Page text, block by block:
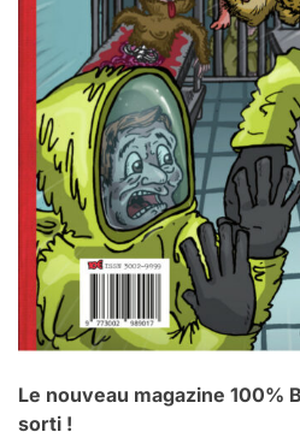
Le nouveau magazine 100%
sorti !